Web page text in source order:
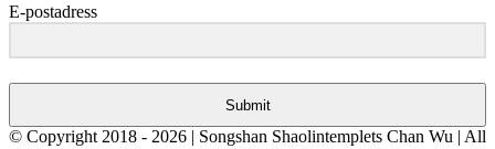
E-postadress
Submit
© Copyright 2018 - 2026 | Songshan Shaolintemplets Chan Wu | All